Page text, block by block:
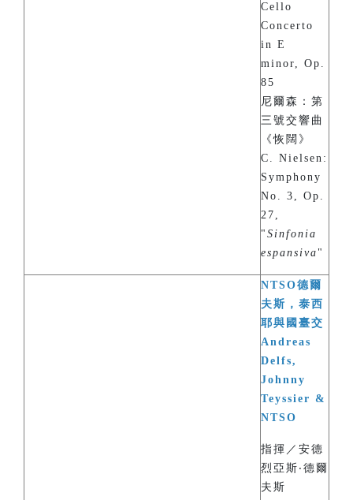
Cello
Concerto
in E
minor, Op.
85
尼爾森：第
三號交響曲
《恢闊》
C. Nielsen:
Symphony
No. 3, Op.
27,
" Sinfonia
espansiva "
NTSO德爾
夫斯，泰西
耶與國臺交
Andreas
Delfs,
Johnny
Teyssier &
NTSO
指揮／安德
烈亞斯‧德爾
夫斯